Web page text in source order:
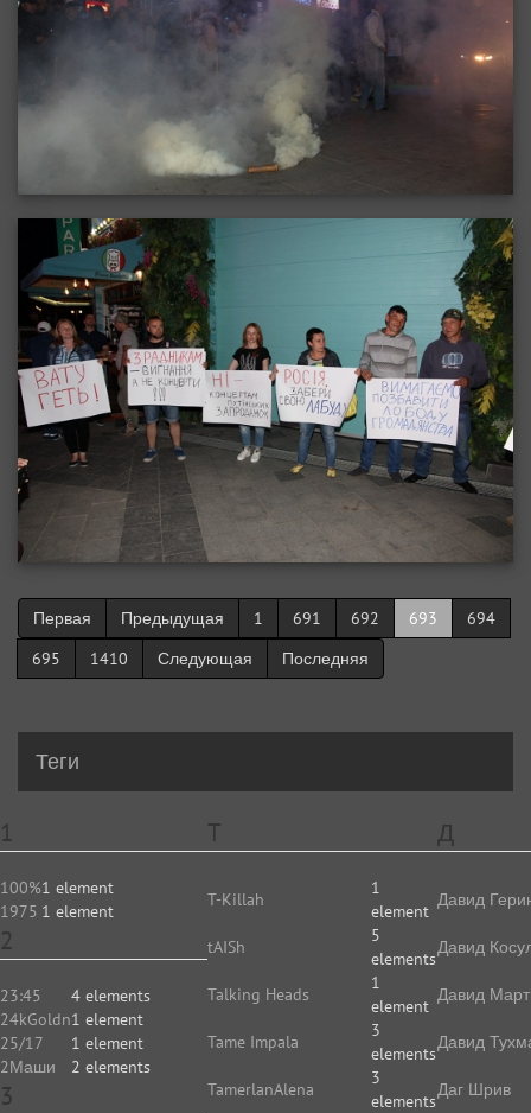
Первая Предыдущая 1 691 692 693
694
695
1410 Следующая Последняя
Теги
1
100%1 element
1975 1 element
2
23:45
4 elements
24kGoldn1 element
25/17
1 element
2Маши
2 elements
3
T
T-Killah
1
element
tAISh
5
elements
Talking Heads
1
element
Tame Impala
3
elements
TamerlanAlena
3
elements
Д
Давид
Давид
Давид
Давид
Даг Шрив